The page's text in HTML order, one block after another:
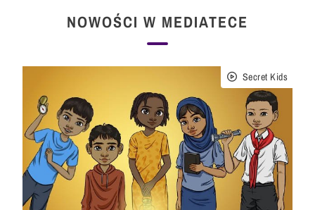
NOWOŚCI W MEDIATECE
Secret Kids